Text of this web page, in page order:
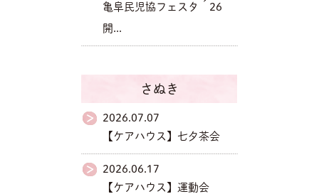
亀阜民児協フェスタ´26
開...
さぬき
2026.07.07
【ケアハウス】七夕茶会
2026.06.17
【ケアハウス】運動会